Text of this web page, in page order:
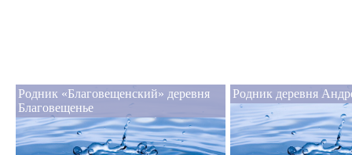
Родник «Благовещенский» деревня
Благовещенье
Родник деревня